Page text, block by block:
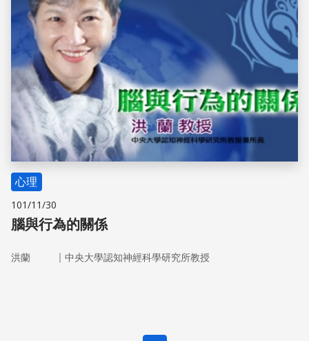
心理
101/11/30
腦與行為的關係
洪蘭 ｜ 中央大學認知神經科學研究所教授